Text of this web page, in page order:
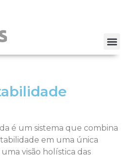
é um sistema que combina
em uma única
visão holística das